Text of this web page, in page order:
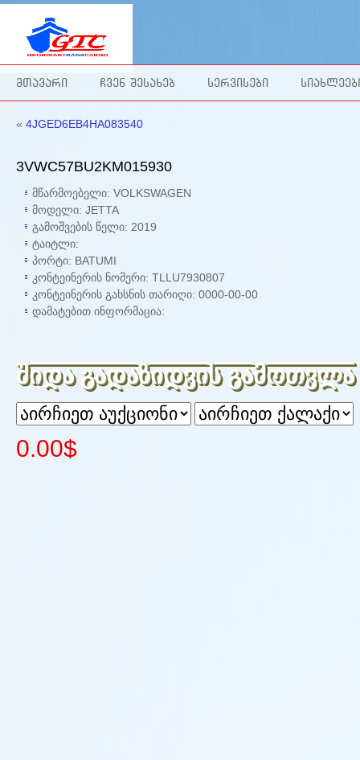
ᲛᲗᲐᲕᲐᲠᲘ ᲩᲕᲔᲜ ᲨᲔᲡᲐᲮᲔᲑ ᲡᲔᲠᲕᲘᲡᲔᲑᲘ
« 4JGED6EB4HA083540
3VWC57BU2KM015930
მწარმოებელი: VOLKSWAGEN
მოდელი: JETTA
გამოშვების წელი: 2019
ტაიტლი:
პორტი: BATUMI
კონტეინერის ნომერი: TLLU7930807
კონტეინერის გახსნის თარიღი: 0000-00-00
დამატებით ინფორმაცია:
შიდა გადაზიდვის გამოთვლა
0.00$